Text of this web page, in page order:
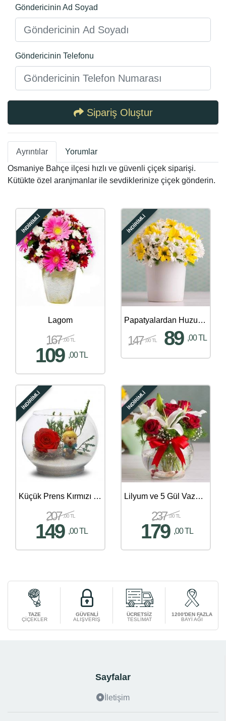
Göndericinin Ad Soyad
Göndericinin Telefonu
Sipariş Oluştur
Ayrıntılar
Yorumlar
Osmaniye Bahçe ilçesi hızlı ve güvenli çiçek siparişi.
Kütükte özel aranjmanlar ile sevdiklerinize çiçek gönderin.
İNDİRİMLİ
Lagom
167 ,00 TL
109 ,00 TL
İNDİRİMLİ
Papatyalardan Huzur Aranjmanı
147 ,00 TL 89 ,00 TL
İNDİRİMLİ
Küçük Prens Kırmızı Solmayan Gül Aranjmanı
207 ,00 TL
149 ,00 TL
İNDİRİMLİ
Lilyum ve 5 Gül Vazoda
237 ,00 TL
179 ,00 TL
TAZE
ÇİÇEKLER
GÜVENLİ
ALIŞVERİŞ
ÜCRETSİZ
TESLİMAT
1200'DEN FAZLA
BAYİ AĞI
Sayfalar
İletişim